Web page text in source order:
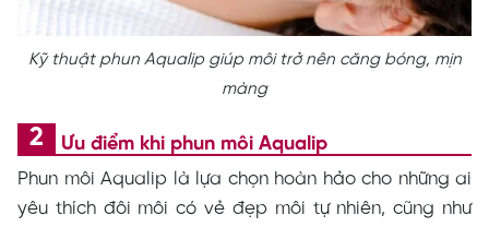
Kỹ thuật phun Aqualip giúp môi trở nên căng bóng, mịn
màng
Ưu điểm khi phun môi Aqualip
Phun môi Aqualip là lựa chọn hoàn hảo cho những ai
yêu thích đôi môi có vẻ đẹp môi tự nhiên, cũng như